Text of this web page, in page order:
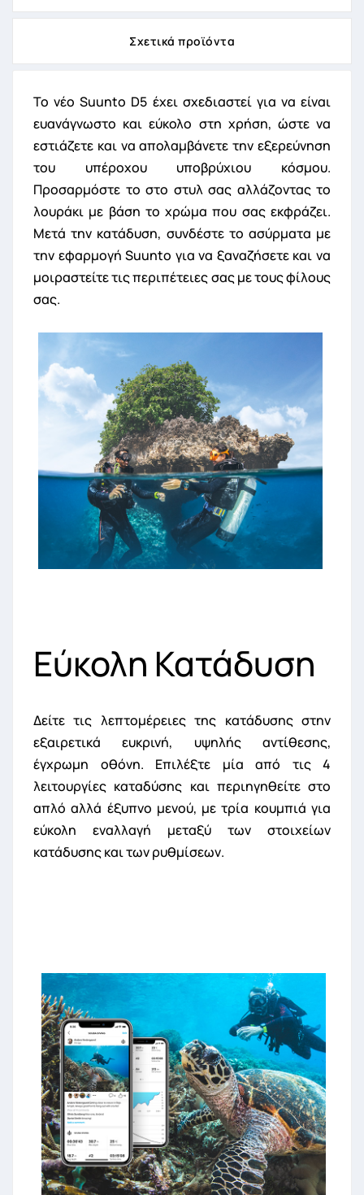
Σχετικά προϊόντα
Το νέο Suunto D5 έχει σχεδιαστεί για να είναι
ευανάγνωστο και εύκολο στη χρήση, ώστε να
εστιάζετε και να απολαμβάνετε την εξερεύνηση
του υπέροχου υποβρύχιου κόσμου.
Προσαρμόστε το στο στυλ σας αλλάζοντας το
λουράκι με βάση το χρώμα που σας εκφράζει.
Μετά την κατάδυση, συνδέστε το ασύρματα με
την εφαρμογή Suunto για να ξαναζήσετε και να
μοιραστείτε τις περιπέτειες σας με τους φίλους
σας.
Εύκολη Κατάδυση
Δείτε τις λεπτομέρειες της κατάδυσης στην
εξαιρετικά ευκρινή, υψηλής αντίθεσης,
έγχρωμη οθόνη. Επιλέξτε μία από τις 4
λειτουργίες καταδύσης και περιηγηθείτε στο
απλό αλλά έξυπνο μενού, με τρία κουμπιά για
εύκολη εναλλαγή μεταξύ των στοιχείων
κατάδυσης και των ρυθμίσεων.